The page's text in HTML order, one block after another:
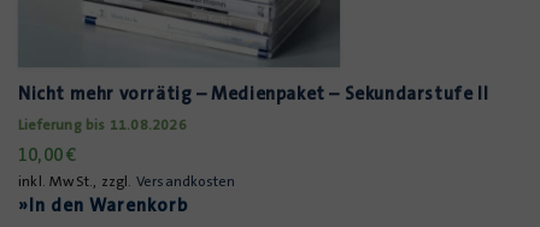
Nicht mehr vorrätig – Medienpaket – Sekundarstufe II
Lieferung bis 11.08.2026
10,00€
inkl. MwSt., zzgl. Versandkosten
»In den Warenkorb